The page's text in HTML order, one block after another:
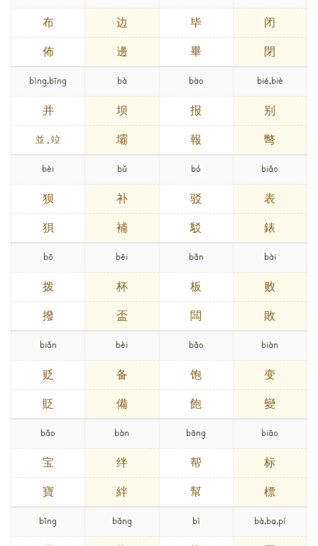
布
佈
边
邊
毕
畢
闭
閉
bìng,bīng
并
並 ,竝
bà
坝
壩
bào
报
報
bié,biè
别
彆
bèi
狈
狽
bǔ
补
補
bó
驳
駁
biǎo
表
錶
bō
拨
撥
bēi
杯
盃
bǎn
板
闆
bài
败
敗
biǎn
贬
貶
bèi
备
備
bǎo
饱
飽
biàn
变
變
bǎo
宝
寶
bàn
绊
絆
bāng
帮
幫
biāo
标
標
bǐng bǎng bì bà,ba,pí